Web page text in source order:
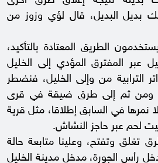
بديل البديل، قال لؤي وزوز من
الطريق المعتادة بالتأكيد،
عبر المفترق المؤدي إلى الخليل
الترابية من وإلى الخليل، فنضطر
ومن ثم إلى طرق ضيقة في قرى
نمرها في السابق إطلاقا، مثل قرية
لحم عبر حاجز النشاش.
تغلق وتفتح، وعلينا متابعة حالة
رأس الجورة، مدخل مدينة الخليل